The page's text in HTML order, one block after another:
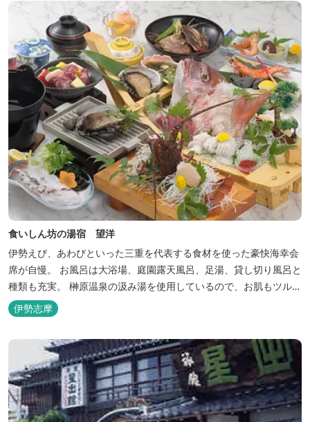
れた「しあわせの海」です。...
食いしん坊の湯宿 望洋
伊勢えび、あわびといった三重を代表する食材を使った豪快海幸会
席が自慢。 お風呂は大浴場、庭園露天風呂、足湯、貸し切り風呂と
種類も充実。 榊原温泉の汲み湯を使用しているので、お肌もツルツ
ルに。
伊勢志摩